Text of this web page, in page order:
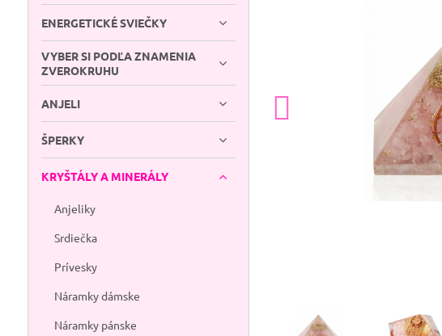
ENERGETICKÉ SVIEČKY
VYBER SI PODĽA ZNAMENIA
ZVEROKRUHU
ANJELI
ŠPERKY
KRYŠTÁLY A MINERÁLY
Anjeliky
Srdiečka
Prívesky
Náramky dámske
Náramky pánske